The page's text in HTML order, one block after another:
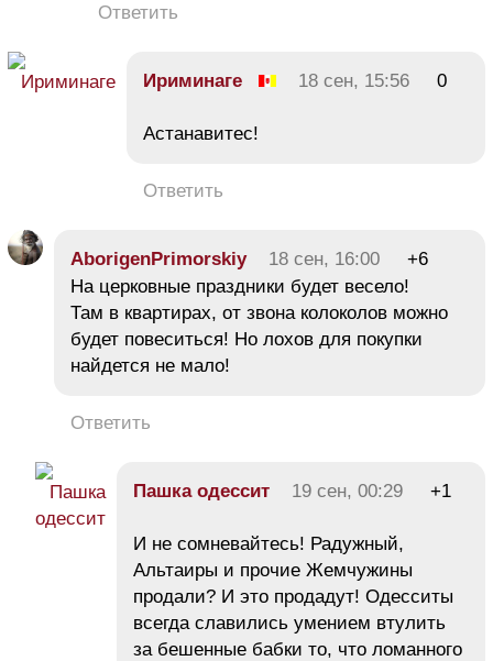
Ответить
Ириминаге 18 сен, 15:56 0
Астанавитес!
Ответить
AborigenPrimorskiy 18 сен, 16:00
+6
На церковные праздники будет весело!
Там в квартирах, от звона колоколов можно
будет повеситься! Но лохов для покупки
найдется не мало!
Ответить
Пашка одессит 19 сен, 00:29 +1
И не сомневайтесь! Радужный,
Альтаиры и прочие Жемчужины
продали? И это продадут! Одесситы
всегда славились умением втулить
за бешенные бабки то, что ломанного